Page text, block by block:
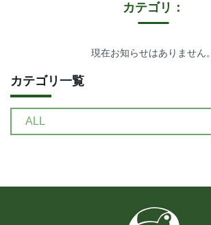
カテゴリ：
現在お知らせはありません。
カテゴリ一覧